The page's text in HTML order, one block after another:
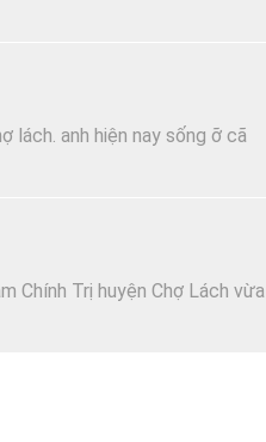
lách. anh hiện nay sống ỡ cã
Chính Trị huyện Chợ Lách vừa